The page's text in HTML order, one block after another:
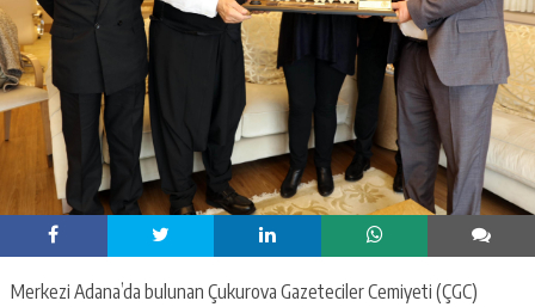
Merkezi Adana’da bulunan Çukurova Gazeteciler Cemiyeti (ÇGC)